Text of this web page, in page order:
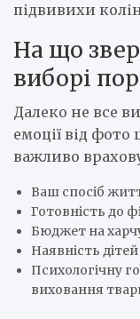
підвивихи
На що
виборі
Далеко не все
емоції від
важливо
Ваш спосіб
Готовність до
Бюджет на
Наявність
Психологічну
виховання